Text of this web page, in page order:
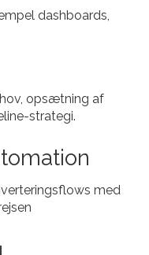
dashboards,
opsætning af
strategi.
med